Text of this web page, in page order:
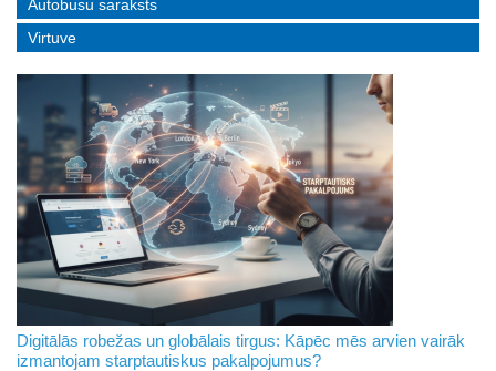
Autobusu saraksts
Virtuve
Digitālās robežas un globālais tirgus: Kāpēc mēs arvien vairāk
izmantojam starptautiskus pakalpojumus?